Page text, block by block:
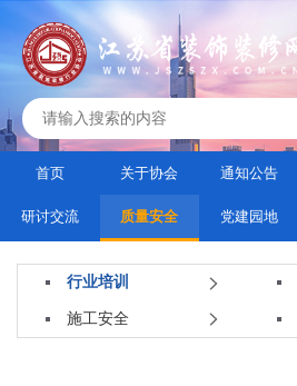
首页 关于协会 通知公告
研讨交流 质量安全 党建园地
行业培训
施工安全